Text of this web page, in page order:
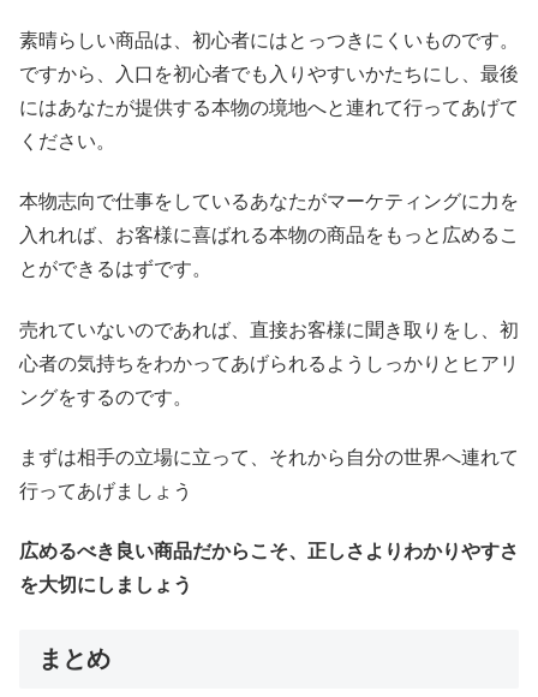
素晴らしい商品は、初心者にはとっつきにくいものです。
ですから、入口を初心者でも入りやすいかたちにし、最後
にはあなたが提供する本物の境地へと連れて行ってあげて
ください。
本物志向で仕事をしているあなたがマーケティングに力を
入れれば、お客様に喜ばれる本物の商品をもっと広めるこ
とができるはずです。
売れていないのであれば、直接お客様に聞き取りをし、初
心者の気持ちをわかってあげられるようしっかりとヒアリ
ングをするのです。
まずは相手の立場に立って、それから自分の世界へ連れて
行ってあげましょう
広めるべき良い商品だからこそ、正しさよりわかりやすさ
を大切にしましょう
まとめ